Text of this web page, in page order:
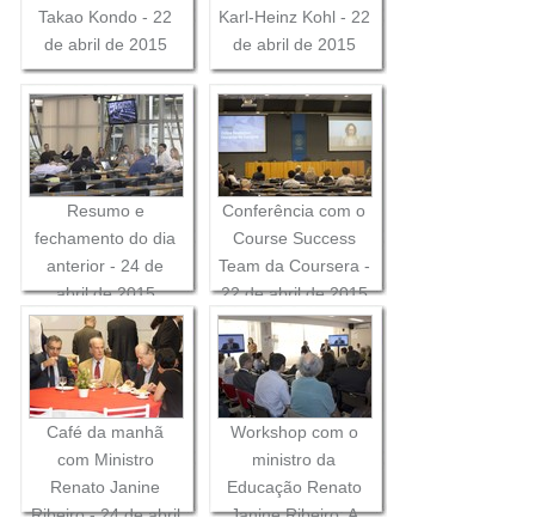
Takao Kondo - 22
de abril de 2015
Karl-Heinz Kohl - 22
de abril de 2015
Resumo e
fechamento do dia
anterior - 24 de
abril de 2015
Conferência com o
Course Success
Team da Coursera -
22 de abril de 2015
Café da manhã
com Ministro
Renato Janine
Ribeiro - 24 de abril
Workshop com o
ministro da
Educação Renato
Janine Ribeiro: A